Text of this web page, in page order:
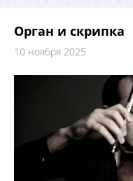
Орган и скрипка
10 ноября 2025